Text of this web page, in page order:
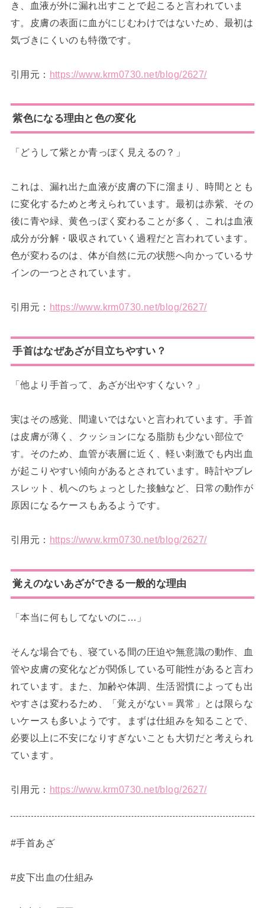
き、血液が外に漏れ出すことで起こると言われていま
す。皮膚の表面に血がにじむわけではないため、最初は
気づきにくいのも特徴です。
引用元： https://www.krm0730.net/blog/2627/
紫色になる理由と色の変化
「どうして紫とか青っぽく見えるの？」
これは、漏れ出た血液が皮膚の下に溜まり、時間ととも
に変化するためと考えられています。最初は赤紫、その
後に青や緑、黄色っぽく変わることが多く、これは血液
成分が分解・吸収されていく過程だと言われています。
色が変わるのは、体が自然に元の状態へ向かっているサ
インの一つとされています。
引用元： https://www.krm0730.net/blog/2627/
手首はなぜあざが目立ちやすい？
「他より手首って、あざが出やすくない？」
実はその感覚、間違いではないと言われています。手首
は皮膚が薄く、クッションになる脂肪も少ない部位で
す。そのため、血管が表層に近く、軽い刺激でも内出血
が起こりやすい傾向があるとされています。時計やブレ
スレット、机へのちょっとした接触など、日常の動作が
原因になるケースもあるようです。
引用元： https://www.krm0730.net/blog/2627/
覚えのないあざができる一般的な理由
「本当に何もしてないのに…」
そんな場合でも、寝ている間の圧迫や無意識の動作、血
管や皮膚の変化などが関係している可能性があると言わ
れています。また、加齢や体調、生活習慣によっても出
やすさは変わるため、「覚えがない＝異常」とは限らな
いケースも多いようです。まずは仕組みを知ることで、
必要以上に不安になりすぎないことも大切だと考えられ
ています。
引用元： https://www.krm0730.net/blog/2627/
#手首あざ
#皮下出血の仕組み